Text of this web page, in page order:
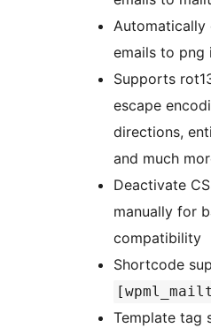
emails to png
Supports
escape
directions,
and much
Deactivate
manually for
compatibility
Shortcode
Template tag